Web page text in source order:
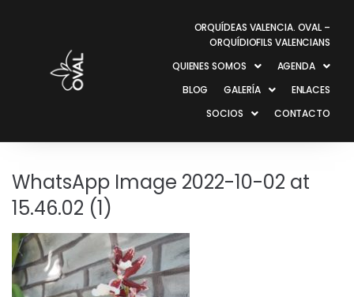
ORQUÍDEAS VALENCIA. OVAL –
ORQUÍDIOFILS VALENCIANS
QUIENES SOMOS
AGENDA
BLOG
GALERÍA
ENLACES
SOCIOS
CONTACTO
WhatsApp Image 2022-10-02 at
15.46.02 (1)